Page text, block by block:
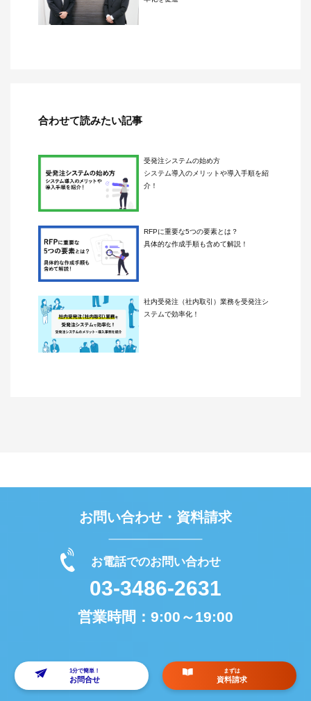
合わせて読みたい記事
受発注システムの始め方
システム導入のメリットや導入手順を紹
介！
RFPに重要な5つの要素とは？
具体的な作成手順も含めて解説！
社内受発注（社内取引）業務を受発注シ
ステムで効率化！
お問い合わせ・資料請求
お電話でのお問い合わせ
03-3486-2631
営業時間： 9:00～19:00
1分で簡単！
お問合せ
まずは
資料請求